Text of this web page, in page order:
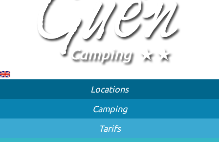
Locations
Camping
Tarifs